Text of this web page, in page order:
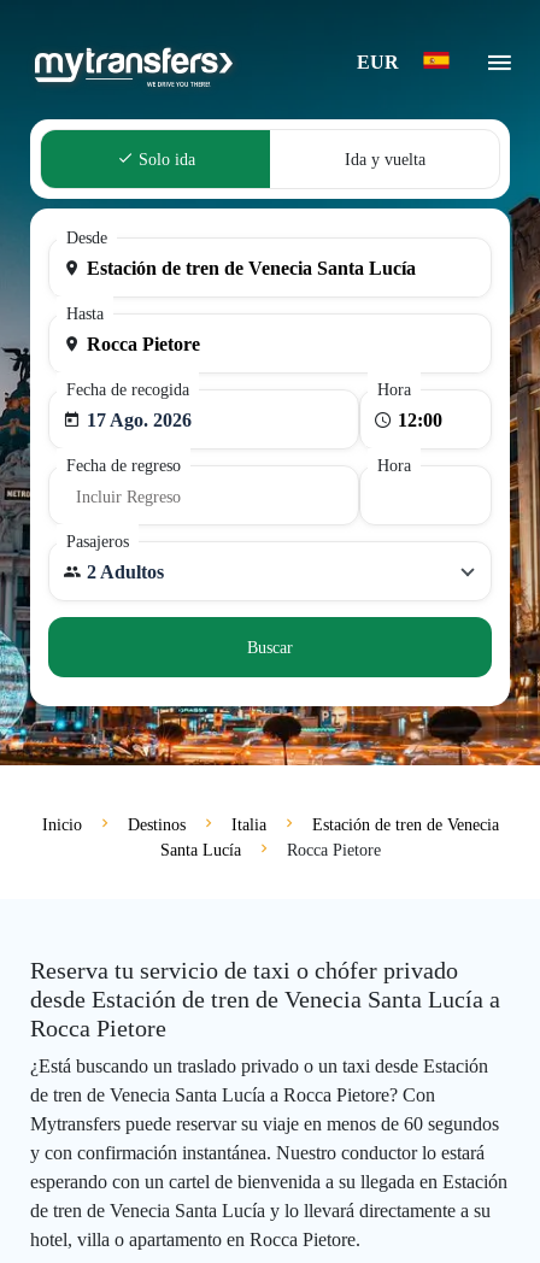
EUR
Solo ida Ida y vuelta
Desde
Hasta
Fecha de recogida
17 Ago. 2026
Hora
Fecha de regreso
Incluir Regreso
Hora
Pasajeros
2 Adultos
Buscar
Inicio Destinos Italia
Estación de tren de Venecia
Santa Lucía
Rocca Pietore
Reserva tu servicio de taxi o chófer privado
desde Estación de tren de Venecia Santa Lucía a
Rocca Pietore
¿Está buscando un traslado privado o un taxi desde Estación
de tren de Venecia Santa Lucía a Rocca Pietore? Con
Mytransfers puede reservar su viaje en menos de 60 segundos
y con confirmación instantánea. Nuestro conductor lo estará
esperando con un cartel de bienvenida a su llegada en Estación
de tren de Venecia Santa Lucía y lo llevará directamente a su
hotel, villa o apartamento en Rocca Pietore.